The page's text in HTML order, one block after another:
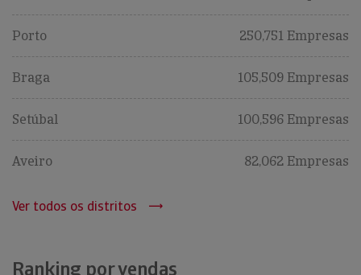
Porto 250,751 Empresas
Braga 105,509 Empresas
Setúbal 100,596 Empresas
Aveiro 82,062 Empresas
Ver todos os distritos
Ranking por vendas